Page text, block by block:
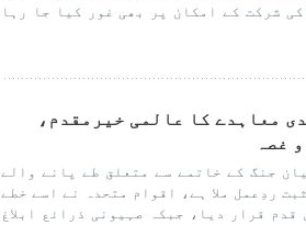
شرکت کے امکان پر بھی غور کیا جا رہا
معاہدے کا عالمی خیرمقدم،
غصہ
جنگ کے خاتمے سے متعلق طے پانے والے
ردِعمل ملا ہے، اقوام متحدہ نے اسے خطے
قرار دیا، جبکہ صہیونی ذرائع ابلاغ